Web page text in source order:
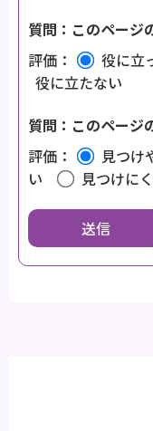
質問：このページ
評価：
役に立
役に立たない
質問：このページ
評価：
見つけ
い
見つけに